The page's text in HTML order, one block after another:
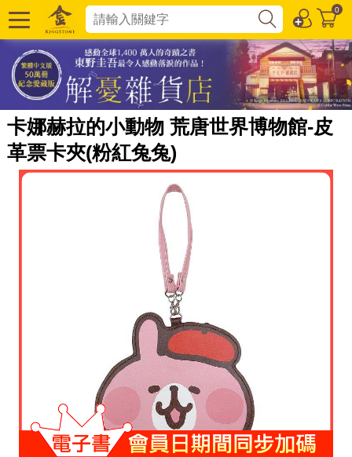
0
卡娜赫拉的小動物 荒唐世界博物館-皮
革票卡夾(粉紅兔兔)